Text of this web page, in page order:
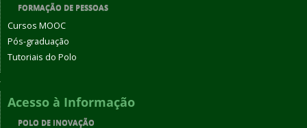
FORMAÇÃO DE PESSOAS
Cursos MOOC
Pós-graduação
Tutoriais do Polo
Acesso à Informação
POLO DE INOVAÇÃO